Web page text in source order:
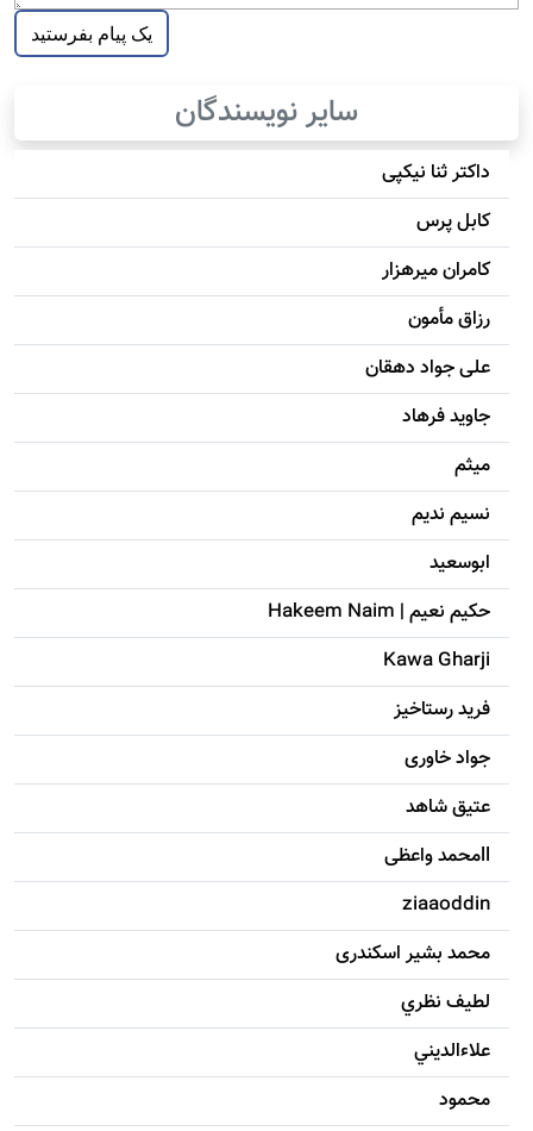
سایر نویسندگان
داکتر ثنا نیکپی
کابل پرس
کامران میرهزار
رزاق مأمون
علی جواد دهقان
جاويد فرهاد
میثم
نسیم ندیم
ابوسعيد
حکيم نعيم | Hakeem Naim
Kawa Gharji
فرید رستاخیز
جواد خاوری
عتیق شاهد
llمحمد واعظی
ziaaoddin
محمد بشیر اسکندری
لطيف نظري
علاءالديني
محمود